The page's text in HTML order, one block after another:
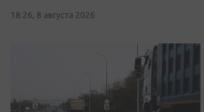
18:26, 8 августа 2026